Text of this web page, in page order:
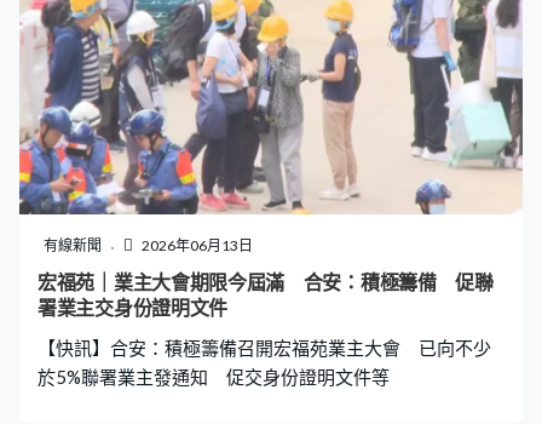
前正等待雙方落實。 阿拉格齊在國營電視台說伊朗是今場
戰事的贏家，他亦透露更多備忘錄內容，談判框架將會分
為兩階段，第一階段協議可能在未來數天以電子形式遙距
簽署，內容聚焦所有戰線，包括黎巴嫩要實現停火，美國
將承諾不主動發動戰爭，和逐步解除對伊朗的經濟制裁和
海上封鎖，互相尊重主權不干涉內政。至於霍爾木茲海峽
問題，阿拉格齊重申航道不會恢復至戰前狀態，聲稱海峽
主權由伊朗與阿曼共同擁有，兩國未來會共同管理，不排
除收取通航費用。 據報美國副總統萬斯和伊朗議會議長卡
利巴夫最快可能周日在瑞士日內瓦簽署諒解備忘錄，美伊
之後隨即展開為期60天技術談判，雙方將會就濃縮鈾上的
一可接受方式是在伊朗境內稀釋，而非轉移至境外。
有線新聞 2026年06月13日
宏福苑｜業主大會期限今屆滿 合安：積極籌備 促聯
署業主交身份證明文件
【快訊】合安：積極籌備召開宏福苑業主大會 已向不少
於5%聯署業主發通知 促交身份證明文件等